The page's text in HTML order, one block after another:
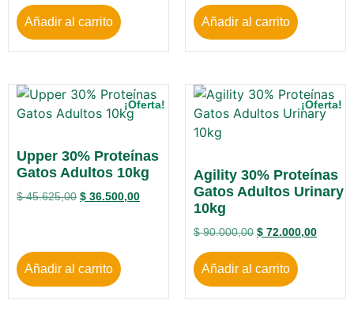
Añadir al carrito Añadir al carrito
¡Oferta!
Upper 30% Proteínas
Gatos Adultos 10kg
$45.625,00 $ 36.500,00
Añadir al carrito
¡Oferta!
Agility 30% Proteínas
Gatos Adultos Urinary
10kg
$90.000,00 $ 72.000,00
Añadir al carrito